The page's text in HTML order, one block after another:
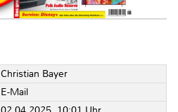
Christian Bayer
E-Mail